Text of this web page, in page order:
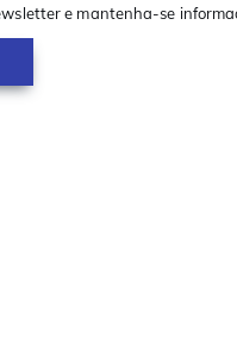
e mantenha-se